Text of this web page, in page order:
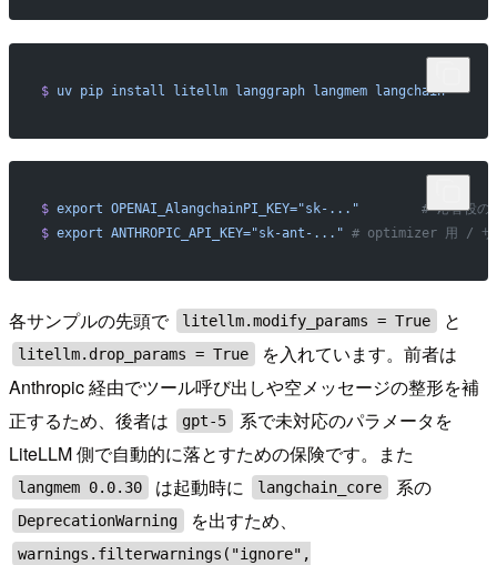
$ uv pip install litellm langgraph langmem langchain
$ export OPENAI_AlangchainPI_KEY="sk-..."
# 応答役
$ export ANTHROPIC_API_KEY="sk-ant-..." # optimizer 用 / サ
各サンプルの先頭で litellm.modify_params = True と
litellm.drop_params = True
を入れています。前者は
Anthropic 経由でツール呼び出しや空メッセージの整形を補
正するため、後者は
gpt-5
系で未対応のパラメータを
LiteLLM 側で自動的に落とすための保険です。また
langmem 0.0.30 は起動時に langchain_core 系の
DeprecationWarning を出すため、
warnings.filterwarnings("ignore",